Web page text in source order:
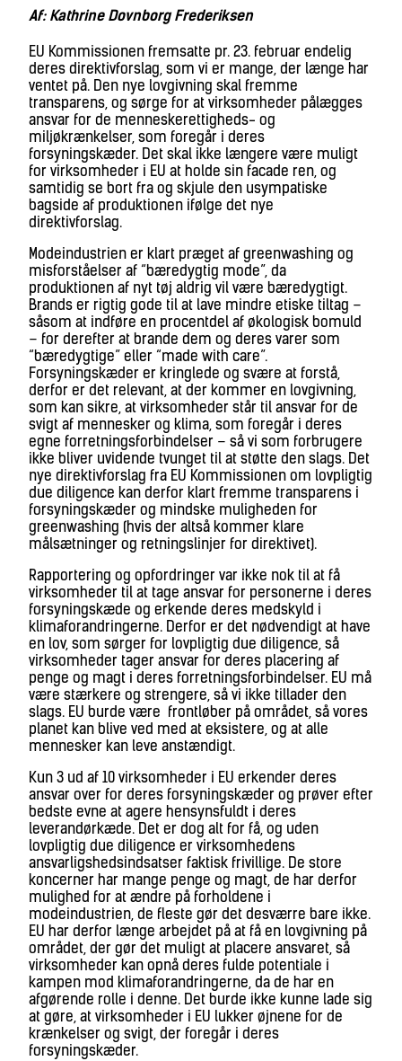
Af: Kathrine Dovnborg Frederiksen
EU Kommissionen fremsatte pr. 23. februar endelig
deres direktivforslag, som vi er mange, der længe har
ventet på. Den nye lovgivning skal fremme
transparens, og sørge for at virksomheder pålægges
ansvar for de menneskerettigheds- og
miljøkrænkelser, som foregår i deres
forsyningskæder. Det skal ikke længere være muligt
for virksomheder i EU at holde sin facade ren, og
samtidig se bort fra og skjule den usympatiske
bagside af produktionen ifølge det nye
direktivforslag.
Modeindustrien er klart præget af greenwashing og
misforståelser af “bæredygtig mode”, da
produktionen af nyt tøj aldrig vil være bæredygtigt.
Brands er rigtig gode til at lave mindre etiske tiltag –
såsom at indføre en procentdel af økologisk bomuld
– for derefter at brande dem og deres varer som
“bæredygtige” eller “made with care”.
Forsyningskæder er kringlede og svære at forstå,
derfor er det relevant, at der kommer en lovgivning,
som kan sikre, at virksomheder står til ansvar for de
svigt af mennesker og klima, som foregår i deres
egne forretningsforbindelser – så vi som forbrugere
ikke bliver uvidende tvunget til at støtte den slags. Det
nye direktivforslag fra EU Kommissionen om lovpligtig
due diligence kan derfor klart fremme transparens i
forsyningskæder og mindske muligheden for
greenwashing (hvis der altså kommer klare
målsætninger og retningslinjer for direktivet).
Rapportering og opfordringer var ikke nok til at få
virksomheder til at tage ansvar for personerne i deres
forsyningskæde og erkende deres medskyld i
klimaforandringerne. Derfor er det nødvendigt at have
en lov, som sørger for lovpligtig due diligence, så
virksomheder tager ansvar for deres placering af
penge og magt i deres forretningsforbindelser. EU må
være stærkere og strengere, så vi ikke tillader den
slags. EU burde være frontløber på området, så vores
planet kan blive ved med at eksistere, og at alle
mennesker kan leve anstændigt.
Kun 3 ud af 10 virksomheder i EU erkender deres
ansvar over for deres forsyningskæder og prøver efter
bedste evne at agere hensynsfuldt i deres
leverandørkæde. Det er dog alt for få, og uden
lovpligtig due diligence er virksomhedens
ansvarligshedsindsatser faktisk frivillige. De store
koncerner har mange penge og magt, de har derfor
mulighed for at ændre på forholdene i
modeindustrien, de fleste gør det desværre bare ikke.
EU har derfor længe arbejdet på at få en lovgivning på
området, der gør det muligt at placere ansvaret, så
virksomheder kan opnå deres fulde potentiale i
kampen mod klimaforandringerne, da de har en
afgørende rolle i denne. Det burde ikke kunne lade sig
at gøre, at virksomheder i EU lukker øjnene for de
krænkelser og svigt, der foregår i deres
forsyningskæder.